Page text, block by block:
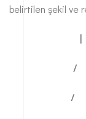
belirtilen şekil ve
|
/
/